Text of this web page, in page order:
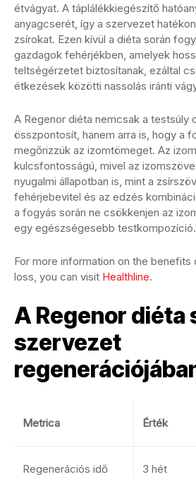
étvágyat. A táplálékkiegészítő
anyagcserét, így a szervezet
zsírokat. Ezen kívül a diéta során
gazdagok fehérjékben, amelyek
teltségérzetet biztosítanak, ezáltal
étkezések közötti nassolás iránti
A Regenor diéta nemcsak a testsúly
összpontosít, hanem arra is, hogy a
megőrizzük az izomtömeget. Az
kulcsfontosságú, mivel az
nyugalmi állapotban is, mint a
fehérjebevitel és az edzés
a fogyás során ne csökkenjen az
egy egészségesebb testkompozíció.
For more information on the
loss, you can visit Healthline.
A Regenor diéta
szervezet
Metrica Érték
Regenerációs idő 3 hét